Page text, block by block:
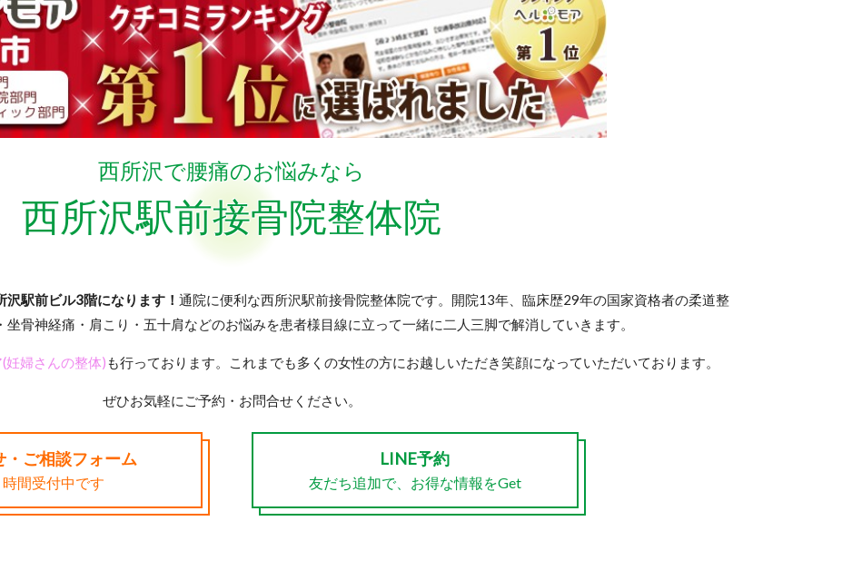
西所沢で腰痛のお悩みなら
西所沢駅前接骨院整体院
駅前ビル3階になります！ 通院に便利な西所沢駅前接骨院整体院です。開院13年、臨床歴29年の国家資格者の柔道整
骨神経痛・肩こり・五十肩などのお悩みを患者様目線に立って一緒に二人三脚で解消していきます。
妊婦さんの整体) も行っております。これまでも多くの女性の方にお越しいただき笑顔になっていただいております。
ぜひお気軽にご予約・お問合せください。
・ご相談フォーム
時間受付中です
LINE予約
友だち追加で、お得な情報をGet